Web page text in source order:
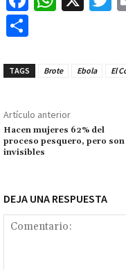
o
k
sA
p
m
ar
tir
TAGS Brote Ebola El
Artículo anterior
Hacen mujeres 62% del
proceso pesquero, pero son
invisibles
DEJA UNA RESPUESTA